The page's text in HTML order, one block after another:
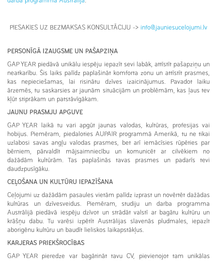
PIESAKIES UZ BEZMAKSAS KONSULTĀCIJU -> info@jauniesucelojumi.lv
PERSONĪGĀ IZAUGSME UN PAŠAPZIŅA
GAP YEAR piedāvā unikālu iespēju iepazīt sevi labāk, attīstīt pašapziņu un
neatkarību. Šis laiks palīdz paplašināt komforta zonu un attīstīt prasmes,
kas nepieciešamas, lai risinātu dzīves izaicinājumus. Pavadot laiku
ārzemēs, tu saskarsies ar jaunām situācijām un problēmām, kas ļaus tev
kļūt stiprākam un patstāvīgākam.
JAUNU PRASMJU APGUVE
GAP YEAR laikā tu vari apgūt jaunas valodas, kultūras, profesijas vai
hobijus. Piemēram, piedaloties AUPAIR programmā Amerikā, tu ne tikai
uzlabosi savas angļu valodas prasmes, bet arī iemācīsies rūpēties par
bērniem, pārvaldīt mājsaimniecību un komunicēt ar cilvēkiem no
dažādām kultūrām. Tas paplašinās tavas prasmes un padarīs tevi
daudzpusīgāku.
CEĻOŠANA UN KULTŪRU IEPAZĪŠANA
Ceļojumi uz dažādām pasaules vietām palīdz izprast un novērtēt dažādas
kultūras un dzīvesveidus. Piemēram, studiju un darba programma
Austrālijā piedāvā iespēju dzīvot un strādāt valstī ar bagātu kultūru un
krāšņu dabu. Tu varēsi izpētīt Austrālijas slavenās pludmales, iepazīt
aborigēnu kultūru un baudīt lieliskos laikapstākļus.
KARJERAS PRIEKŠROCĪBAS
GAP YEAR pieredze var bagātināt tavu CV, pievienojot tam unikālas